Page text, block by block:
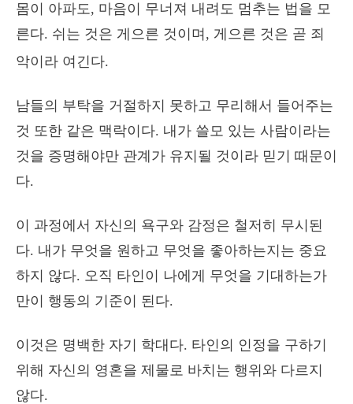
몸이 아파도, 마음이 무너져 내려도 멈추는 법을 모
른다. 쉬는 것은 게으른 것이며, 게으른 것은 곧 죄
악이라 여긴다.
남들의 부탁을 거절하지 못하고 무리해서 들어주는
것 또한 같은 맥락이다. 내가 쓸모 있는 사람이라는
것을 증명해야만 관계가 유지될 것이라 믿기 때문이
다.
이 과정에서 자신의 욕구와 감정은 철저히 무시된
다. 내가 무엇을 원하고 무엇을 좋아하는지는 중요
하지 않다. 오직 타인이 나에게 무엇을 기대하는가
만이 행동의 기준이 된다.
이것은 명백한 자기 학대다. 타인의 인정을 구하기
위해 자신의 영혼을 제물로 바치는 행위와 다르지
않다.